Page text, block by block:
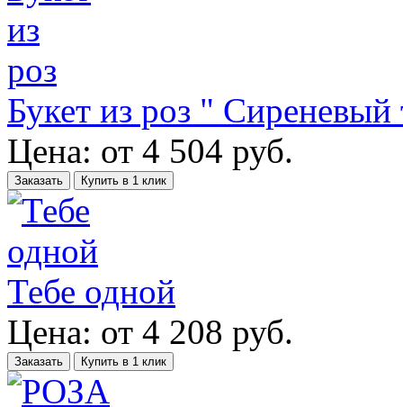
Букет из роз "
Цена: от 4 504 руб.
Заказать Купить в 1 клик
Тебе одной
Цена: от 4 208 руб.
Заказать Купить в 1 клик